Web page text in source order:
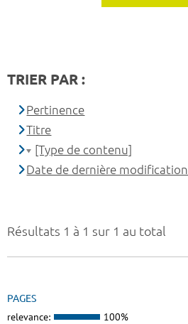
Résultats 1 à 1 sur 1 au total
PAGES
relevance: 100%
TRIER PAR :
Pertinence
Titre
[Type de contenu]
Date de dernière modification